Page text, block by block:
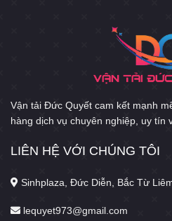
Vận tải Đức Quyết cam kết mạnh
hàng dịch vụ chuyên nghiệp, uy tín
LIÊN HỆ VỚI CHÚNG TÔI
Sinhplaza, Đức Diễn, Bắc Từ
lequyet973@gmail.com